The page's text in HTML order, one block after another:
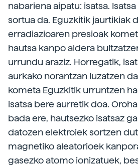
nabariena aipatu: isatsa.
sortua da. Eguzkitik jaurtikiak
erradiazioaren presioak
hautsa kanpo aldera
urrundu araziz. Horregatik,
aurkako norantzan luzatzen
kometa Eguzkitik urruntzen
isatsa bere aurretik doa.
bada ere, hautsezko isatsaz
datozen elektroiek sortzen
magnetiko aleatorioek
gasezko atomo ionizatuek,